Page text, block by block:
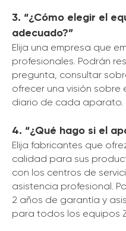
3. “¿Cómo elegir el
adecuado?”
Elija una empresa que
profesionales. Podrán
pregunta, consultar
ofrecer una visión sobre
diario de cada aparato.
4. “¿Qué hago si el
Elija fabricantes que
calidad para sus
con los centros de
asistencia profesional.
2 años de garantía y
para todos los equipos